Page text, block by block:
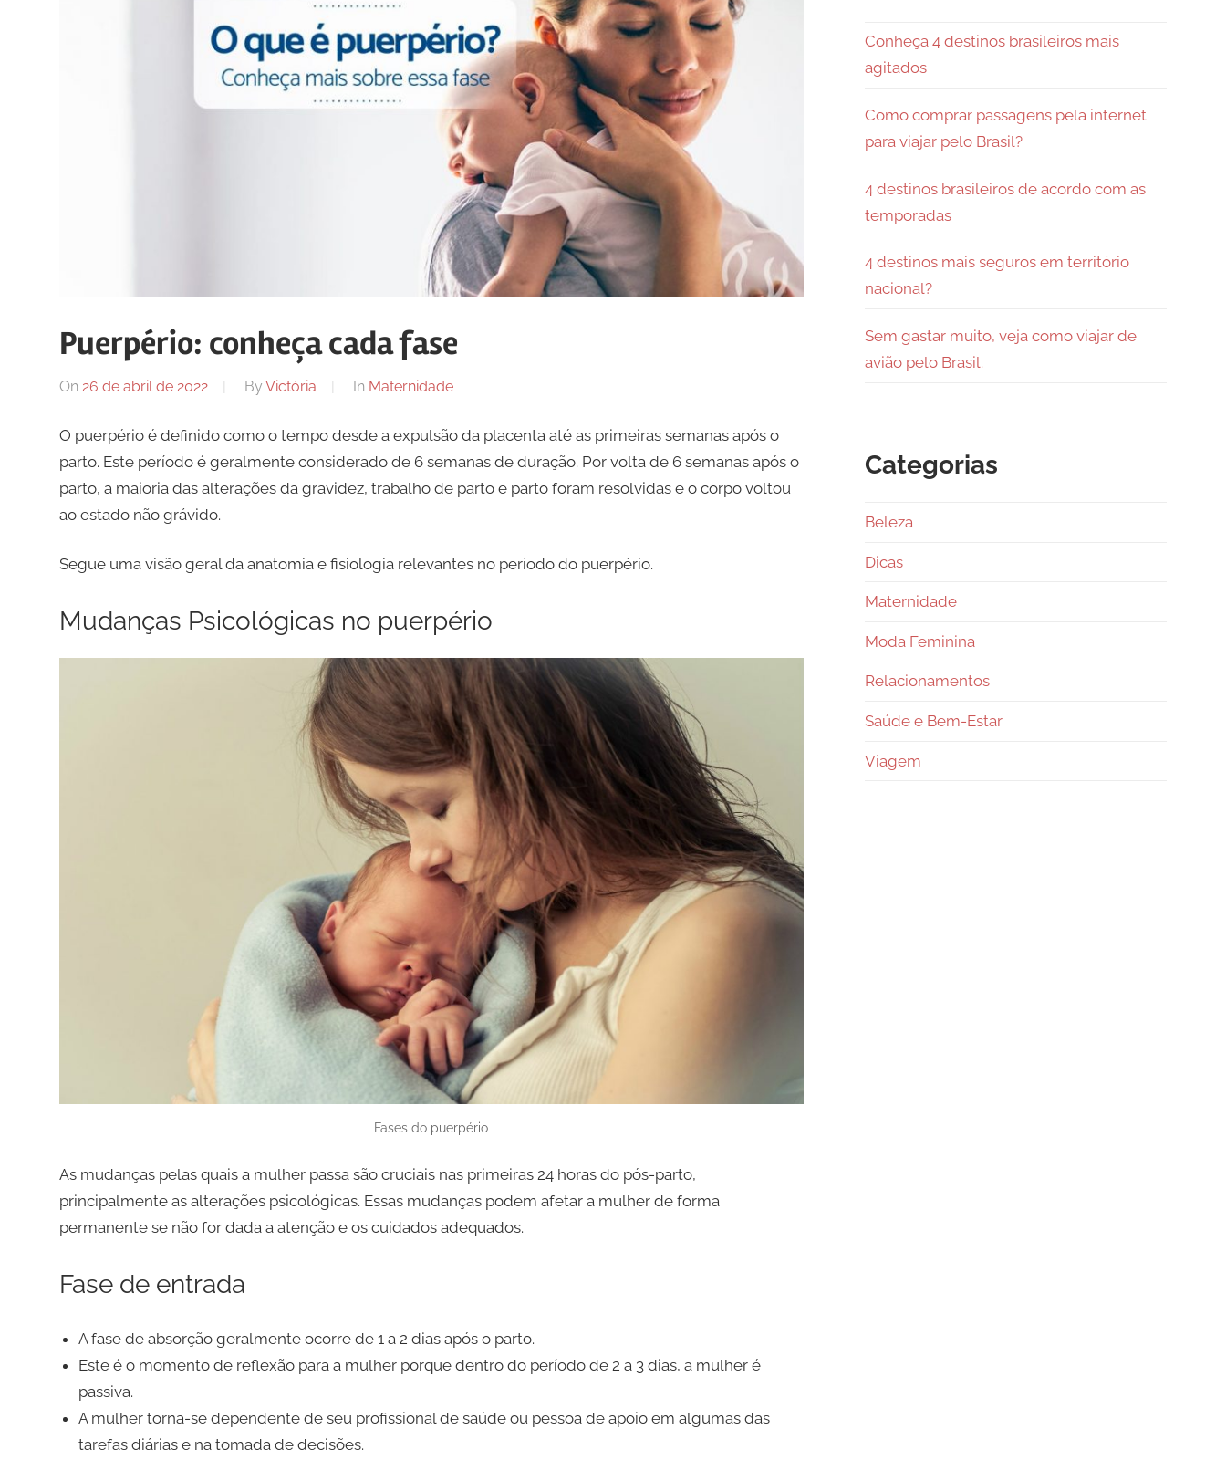
Puerpério: conheça cada fase
On 26 de abril de 2022 By Victória In Maternidade
O puerpério é definido como o tempo desde a expulsão da placenta até as primeiras semanas após o
parto. Este período é geralmente considerado de 6 semanas de duração. Por volta de 6 semanas após o
parto, a maioria das alterações da gravidez, trabalho de parto e parto foram resolvidas e o corpo voltou
ao estado não grávido.
Segue uma visão geral da anatomia e fisiologia relevantes no período do puerpério.
Mudanças Psicológicas no puerpério
Fases do puerpério
As mudanças pelas quais a mulher passa são cruciais nas primeiras 24 horas do pós-parto,
principalmente as alterações psicológicas. Essas mudanças podem afetar a mulher de forma
permanente se não for dada a atenção e os cuidados adequados.
Fase de entrada
A fase de absorção geralmente ocorre de 1 a 2 dias após o parto.
Este é o momento de reflexão para a mulher porque dentro do período de 2 a 3 dias, a mulher é
passiva.
A mulher torna-se dependente de seu profissional de saúde ou pessoa de apoio em algumas das
tarefas diárias e na tomada de decisões.
Conheça 4 destinos brasileiros mais
agitados
Como comprar passagens pela internet
para viajar pelo Brasil?
4 destinos brasileiros de acordo com as
temporadas
4 destinos mais seguros em território
nacional?
Sem gastar muito, veja como viajar de
avião pelo Brasil.
Categorias
Beleza
Dicas
Maternidade
Moda Feminina
Relacionamentos
Saúde e Bem-Estar
Viagem